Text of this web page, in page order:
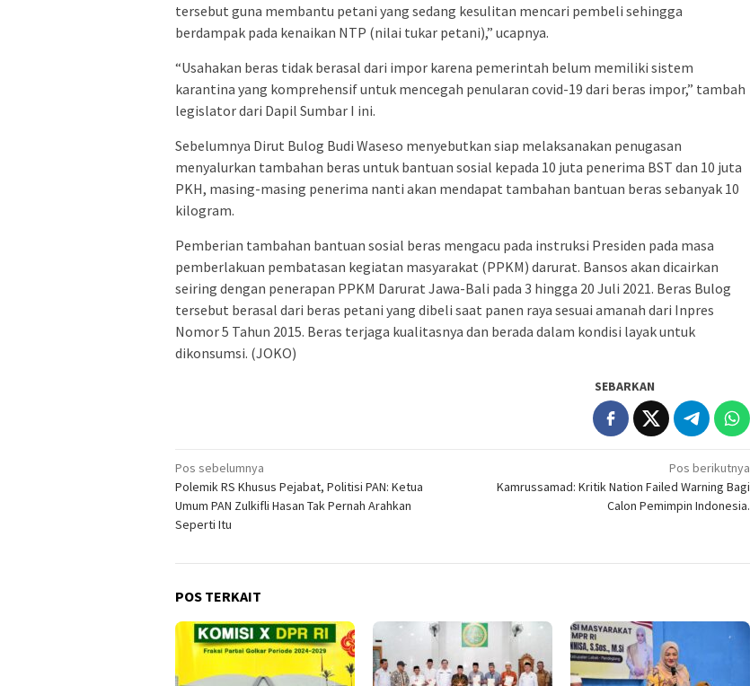
tersebut guna membantu petani yang sedang kesulitan mencari pembeli sehingga
berdampak pada kenaikan NTP (nilai tukar petani),” ucapnya.
“Usahakan beras tidak berasal dari impor karena pemerintah belum memiliki sistem
karantina yang komprehensif untuk mencegah penularan covid-19 dari beras impor,” tambah
legislator dari Dapil Sumbar I ini.
Sebelumnya Dirut Bulog Budi Waseso menyebutkan siap melaksanakan penugasan
menyalurkan tambahan beras untuk bantuan sosial kepada 10 juta penerima BST dan 10 juta
PKH, masing-masing penerima nanti akan mendapat tambahan bantuan beras sebanyak 10
kilogram.
Pemberian tambahan bantuan sosial beras mengacu pada instruksi Presiden pada masa
pemberlakuan pembatasan kegiatan masyarakat (PPKM) darurat. Bansos akan dicairkan
seiring dengan penerapan PPKM Darurat Jawa-Bali pada 3 hingga 20 Juli 2021. Beras Bulog
tersebut berasal dari beras petani yang dibeli saat panen raya sesuai amanah dari Inpres
Nomor 5 Tahun 2015. Beras terjaga kualitasnya dan berada dalam kondisi layak untuk
dikonsumsi. (JOKO)
SEBARKAN
Navigasi
pos
Pos sebelumnya
Polemik RS Khusus Pejabat, Politisi PAN: Ketua
Umum PAN Zulkifli Hasan Tak Pernah Arahkan
Seperti Itu
Pos berikutnya
Kamrussamad: Kritik Nation Failed Warning Bagi
Calon Pemimpin Indonesia.
POS TERKAIT